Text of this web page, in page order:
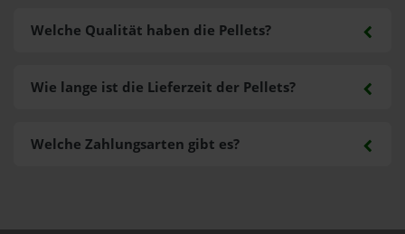
Welche Zahlungsarten gibt es?
Welche Qualität haben die Pellets?
Wie lange ist die Lieferzeit der Pellets?